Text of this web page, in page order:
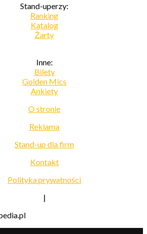
Stand-uperzy:
Ranking
Katalog
Żarty
Inne:
Bilety
Golden Mics
Ankiety
O stronie
Reklama
Stand-up dla firm
Kontakt
Polityka prywatności
|